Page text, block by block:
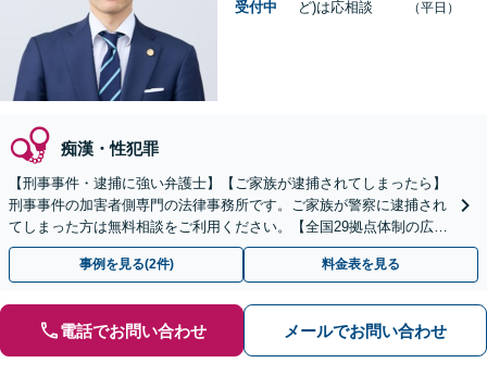
受付中
ど)は応相談
（平日）
痴漢・性犯罪
【刑事事件・逮捕に強い弁護士】【ご家族が逮捕されてしまったら】
刑事事件の加害者側専門の法律事務所です。ご家族が警察に逮捕され
てしまった方は無料相談をご利用ください。【全国29拠点体制の広域
対応】【弁護士待機中/当日中の電話相談可(予約制)】
事例を見る(2件) 料金表を見る
電話でお問い合わせ メールでお問い合わせ